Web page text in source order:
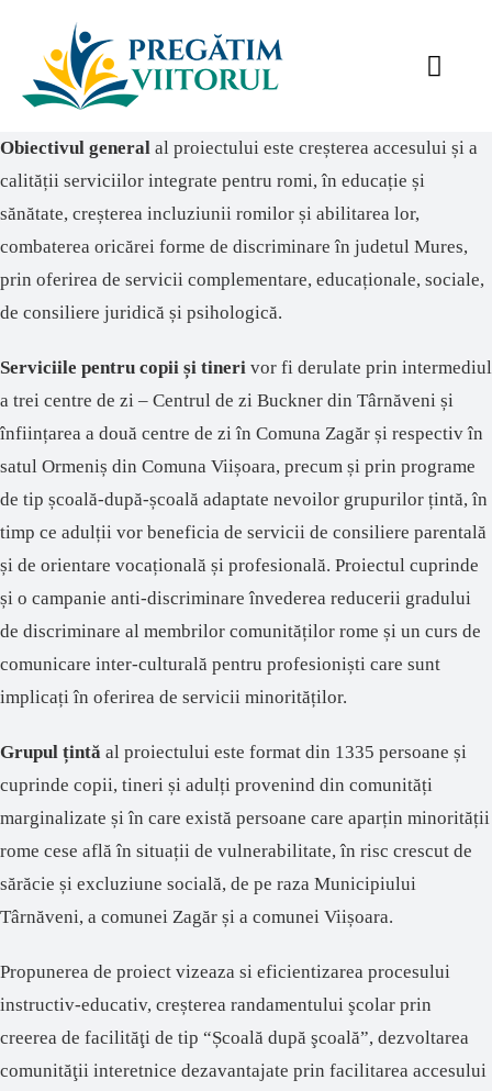
content
Parteneri
Rezultate
Știri
Contact
Obiectivul general al proiectului este creșterea accesului și a
calității serviciilor integrate pentru romi, în educație și
sănătate, creșterea incluziunii romilor și abilitarea lor,
combaterea oricărei forme de discriminare în judetul Mures,
prin oferirea de servicii complementare, educaționale, sociale,
de consiliere juridică și psihologică.
Serviciile pentru copii și tineri vor fi derulate prin intermediul
a trei centre de zi – Centrul de zi Buckner din Târnăveni și
înființarea a două centre de zi în Comuna Zagăr și respectiv în
satul Ormeniș din Comuna Viișoara, precum și prin programe
de tip școală-după-școală adaptate nevoilor grupurilor țintă,în
timp ce adulții vor beneficia de servicii de consiliere parentală
și de orientare vocațională și profesională. Proiectul cuprinde
și o campanie anti-discriminare învederea reducerii gradului
de discriminare al membrilor comunităților rome și un curs de
comunicare inter-culturală pentru profesioniști care sunt
implicați în oferirea de servicii minorităților.
Grupul țintă al proiectului este format din 1335 persoane și
cuprinde copii, tineri și adulți provenind din comunități
marginalizate și în care există persoane care aparțin minorității
rome cese află în situații de vulnerabilitate, în risc crescut de
sărăcie și excluziune socială, de pe raza Municipiului
Târnăveni, a comunei Zagăr și a comunei Viișoara.
Propunerea de proiect vizeaza si eficientizarea procesului
instructiv-educativ, creșterea randamentului şcolar prin
creerea de facilităţi de tip “Școală după şcoală”, dezvoltarea
comunităţii interetnice dezavantajate prin facilitarea accesului